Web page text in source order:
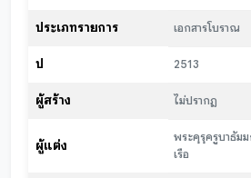
ประเภทรายการ เอกสารโบราณ
ปี 2513
ผู้สร้าง ไม่ปรากฏ
ผู้แต่ง
พระคุรุครูบาธัม
เรือ